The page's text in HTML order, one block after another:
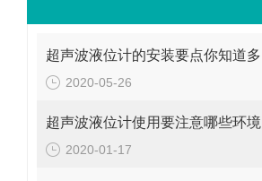
2020-05-26
2020-01-17